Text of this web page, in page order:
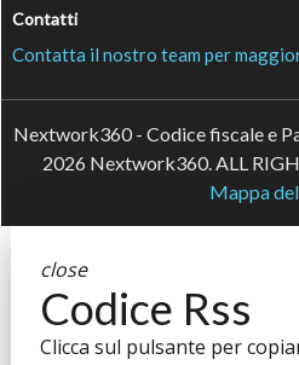
Contatti
Contatta il nostro team per
Nextwork360 - Codice fiscale e
2026 Nextwork360. ALL
Mappa
close
Codice Rss
Clicca sul pulsante per